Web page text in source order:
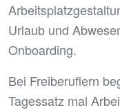
Urlaub und
Onboarding.
Bei Freiberuflern
Tagessatz mal